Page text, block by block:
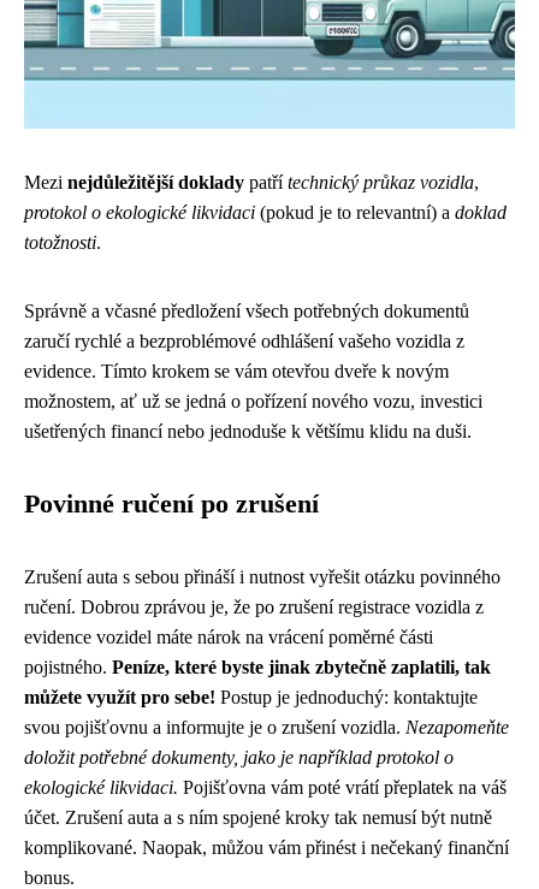
Mezi nejdůležitější doklady patřítechnický průkaz vozidla,
protokol o ekologické likvidaci (pokud je to relevantní) a doklad
totožnosti.
Správně a včasné předložení všech potřebných dokumentů
zaručí rychlé a bezproblémové odhlášení vašeho vozidla z
evidence. Tímto krokem se vám otevřou dveře k novým
možnostem, ať už se jedná o pořízení nového vozu, investici
ušetřených financí nebo jednoduše k většímu klidu na duši.
Povinné ručení po zrušení
Zrušení auta s sebou přináší i nutnost vyřešit otázku povinného
ručení. Dobrou zprávou je, že po zrušení registrace vozidla z
evidence vozidel máte nárok na vrácení poměrné části
pojistného. Peníze, které byste jinak zbytečně zaplatili, tak
můžete využít pro sebe! Postup je jednoduchý: kontaktujte
svou pojišťovnu a informujte je o zrušení vozidla. Nezapomeňte
doložit potřebné dokumenty, jako je například protokol o
ekologické likvidaci. Pojišťovna vám poté vrátí přeplatek na váš
účet. Zrušení auta a s ním spojené kroky tak nemusí být nutně
komplikované. Naopak, můžou vám přinést i nečekaný finanční
bonus.